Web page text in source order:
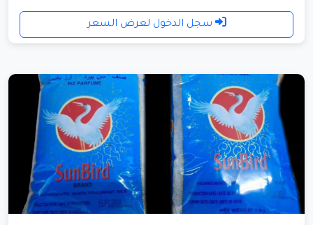
سجل الدخول لعرض السعر